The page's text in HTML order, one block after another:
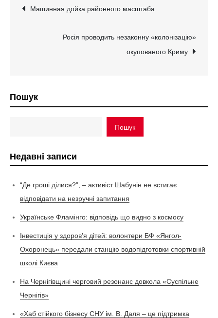
Навігація
записів
Машинная дойка районного масштаба
Росія проводить незаконну «колонізацію»
окупованого Криму
Пошук
Пошук
Недавні записи
“Де гроші ділися?”, – активіст Шабунін не встигає
відповідати на незручні запитання
Українське Фламінго: відповідь що видно з космосу
Інвестиція у здоров’я дітей: волонтери БФ «Янгол-
Охоронець» передали станцію водопідготовки спортивній
школі Києва
На Чернігівщині черговий резонанс довкола «Суспільне
Чернігів»
«Хаб стійкого бізнесу СНУ ім. В. Даля – це підтримка